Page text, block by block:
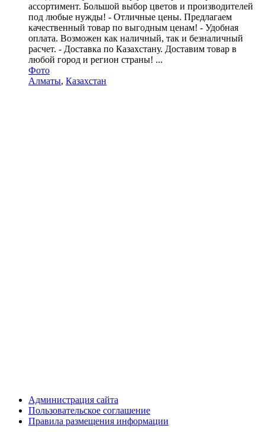
ассортимент. Большой выбор цветов и производителей
под любые нужды! - Отличные цены. Предлагаем
качественный товар по выгодным ценам! - Удобная
оплата. Возможен как наличный, так и безналичный
расчет. - Доставка по Казахстану. Доставим товар в
любой город и регион страны! ...
Фото
Алматы, Казахстан
Администрация сайта
Пользовательское соглашение
Правила размещения информации